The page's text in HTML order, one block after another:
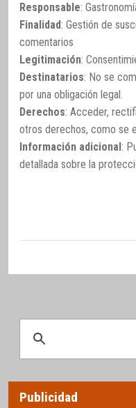
Responsable:
Finalidad: Gestión de
comentarios
Legitimación:
Destinatarios: No se
por una obligación legal.
Derechos: Acceder,
otros derechos, como se
Información adicional :
detallada sobre la
Publicidad